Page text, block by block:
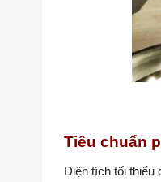
Tiêu chuẩn
Diện tích tối thiểu